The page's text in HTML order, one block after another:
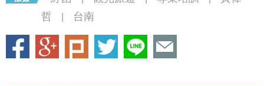
哲
台南